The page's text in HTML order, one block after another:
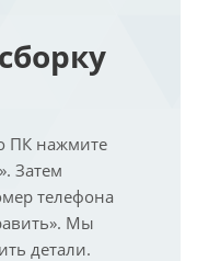
ПК нажмите
Затем
телефона
Мы
детали.